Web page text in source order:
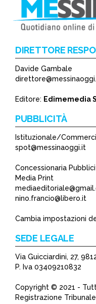
*
DIRETTORE
Davide Gambale
Editore: Edimemedia
PUBBLICITÀ
Istituzionale/
spot@messinaoggi.it
Concessionaria
Media Print
nino.francio@libero.it
Cambia impostazioni
SEDE LEGALE
Via Guicciardini, 27,
P. Iva 03409210832
Copyright © 2021 -
Registrazione